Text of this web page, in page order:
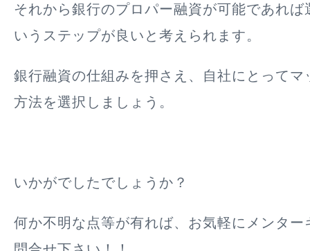
それから銀行のプロパー融資が可能であれば
いうステップが良いと考えられます。
銀行融資の仕組みを押さえ、自社にとってマ
方法を選択しましょう。
いかがでしたでしょうか？
何か不明な点等が有れば、お気軽にメンター